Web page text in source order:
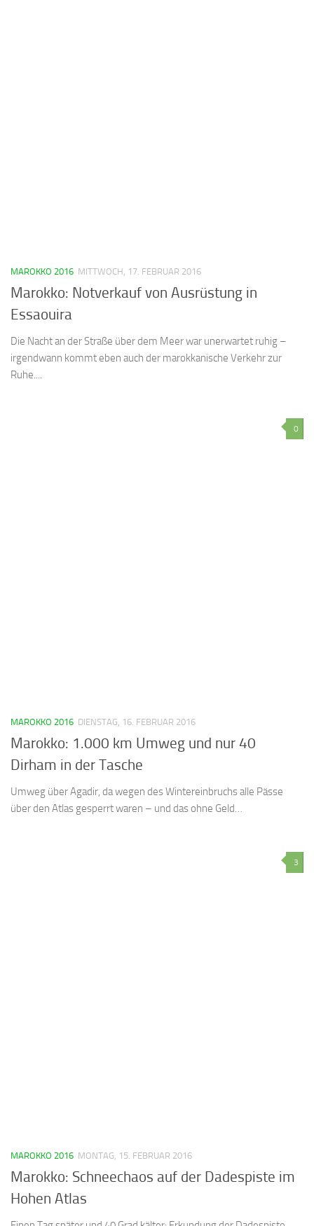
MAROKKO 2016 MITTWOCH, 17. FEBRUAR 2016
Marokko: Notverkauf von Ausrüstung in
Essaouira
Die Nacht an der Straße über dem Meer war unerwartet ruhig –
irgendwann kommt eben auch der marokkanische Verkehr zur
Ruhe....
0
MAROKKO 2016 DIENSTAG, 16. FEBRUAR 2016
Marokko: 1.000 km Umweg und nur 40
Dirham in der Tasche
Umweg über Agadir, da wegen des Wintereinbruchs alle Pässe
über den Atlas gesperrt waren – und das ohne Geld…
3
MAROKKO 2016 MONTAG, 15. FEBRUAR 2016
Marokko: Schneechaos auf der Dadespiste im
Hohen Atlas